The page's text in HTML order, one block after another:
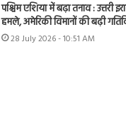
पश्चिम एशिया में बढ़ा तनाव : उत्तरी
हमले, अमेरिकी विमानों की बढ़ी
28 July 2026 - 10:51 AM